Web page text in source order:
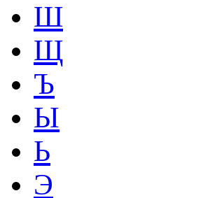
Ш
Щ
Ъ
Ы
Ь
Э